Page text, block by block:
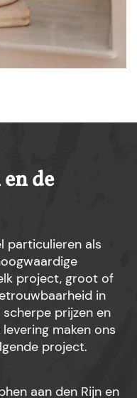
de
particulieren als
project, groot of
in
prijzen en
maken ons
project.
aan den Rijn en